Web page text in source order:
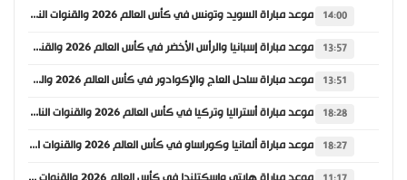
14:00 موعد مباراة السويد وتونس في كأس العالم 2026 والقنوات الناقلة
13:57 موعد مباراة إسبانيا والرأس الأخضر في كأس العالم 2026 والقنوات الناقلة
13:51 موعد مباراة ساحل العاج والإكوادور في كأس العالم 2026 والقنوات الناقلة
18:28 موعد مباراة أستراليا وتركيا في كأس العالم 2026 والقنوات الناقلة
18:27 موعد مباراة ألمانيا وكوراساو في كأس العالم 2026 والقنوات الناقلة